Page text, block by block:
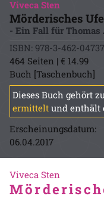
Viveca Sten
Mörderisches
- Ein Fall für Thomas
ISBN: 978-3-462-
464 Seiten | € 14.99
Buch [Taschenbuch]
Dieses Buch gehört
ermittelt und enthält
Erscheinungsdatum:
06.04.2017
Viveca Sten